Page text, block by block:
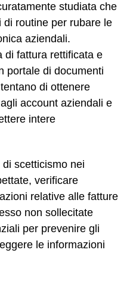
studiata che
routine per rubare le
aziendali.
di fattura rettificata e
portale di documenti
di ottenere
account aziendali e
intere
scetticismo nei
verificare
relative alle fatture
non sollecitate
per prevenire gli
le informazioni